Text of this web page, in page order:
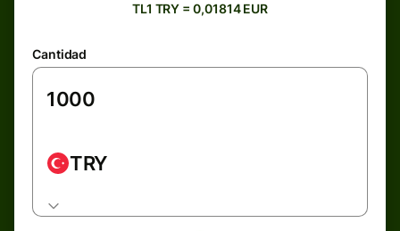
TL1 TRY = 0,01814 EUR
Cantidad
TRY